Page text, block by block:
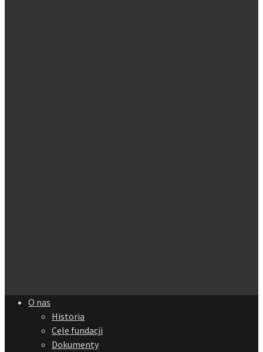
O nas
Historia
Cele fundacji
Dokumenty